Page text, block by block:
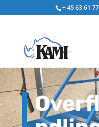
+ 45 63 61